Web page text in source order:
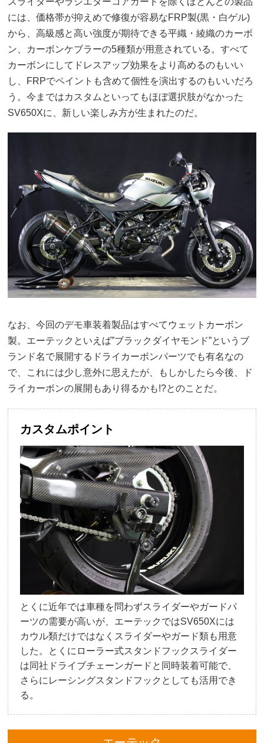
には、価格帯が抑えめで修復が容易なFRP製(黒・白ゲル)
から、高級感と高い強度が期待できる平織・綾織のカーボ
ン、カーボンケブラーの5種類が用意されている。すべて
カーボンにしてドレスアップ効果をより高めるのもいい
し、FRPでペイントも含めて個性を演出するのもいいだろ
う。今まではカスタムといってもほぼ選択肢がなかった
SV650Xに、新しい楽しみ方が生まれたのだ。
なお、今回のデモ車装着製品はすべてウェットカーボン
製。エーテックといえば”ブラックダイヤモンド”というブ
ランド名で展開するドライカーボンパーツでも有名なの
で、これには少し意外に思えたが、もしかしたら今後、ド
ライカーボンの展開もあり得るかも!?とのことだ。
カスタムポイント
とくに近年では車種を問わずスライダーやガードパ
ーツの需要が高いが、エーテックではSV650Xには
カウル類だけではなくスライダーやガード類も用意
した。とくにローラー式スタンドフックスライダー
は同社ドライブチェーンガードと同時装着可能で、
さらにレーシングスタンドフックとしても活用でき
る。